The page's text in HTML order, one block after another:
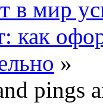
в мир
как
»
pings